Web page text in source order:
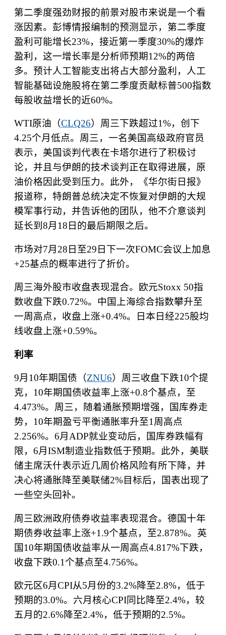
第二季度强劲财报的前景对股市来说是一个看
涨因素。彭博情报编制的预测显示，第二季度
盈利可能增长23%，接近第一季度30%的爆炸
盈利，这一增长率是分析师预期12%的两倍
多。预计人工智能支出将占大部分盈利，人工
智能基础设施股将在第二季度贡献标普500指数
每股收益增长的近60%。
WTI原油（CLQ26）周三下跌超过1%，创下
4.25个月低点。周三，一名美国高级政府官员
表示，美国谈判代表在卡塔尔进行了积极讨
论，并且与伊朗的技术谈判正在取得进展，原
油价格因此受到压力。此外，《华尔街日报》
报道称，特朗普总统决定不恢复对伊朗的大规
模军事行动，并告诉他的团队，他不介意谈判
延长到 8月 18 日的最后期限之后。
市场对7月 28日至29日下一次FOMC会议上加息
+25基点的概率进行了折价。
周三海外股市收盘表现混合。欧元Stoxx 50指
数收盘下跌0.72%。中国上海综合指数攀升至
一周高点，收盘上涨+0.4%。日本日经225股均
线收盘上涨+0.59%。
利率
9月 10年期国债（ZNU6）周三收盘下跌10个提
克， 10年期国债收益率上涨+0.8个基点，至
4.473%。周三，随着通胀预期增强，国库券走
势， 10年期盈亏平衡通胀率升至1 周高点
2.256%。 6月 ADP就业变动后，国库券跌幅有
限， 6月 ISM制造业指数低于预期。此外，美联
储主席沃什表示近几周价格风险有所下降，并
决心将通胀降至美联储2%目标后，国表出现了
一些空头回补。
周三欧洲政府债券收益率表现混合。德国十年
期债券收益率上涨+1.9个基点，至2.878%。英
国10年期国债收益率从一周高点4.817%下跌，
收盘下跌0.1个基点至4.756%。
欧元区6月 CPI从5月份的3.2%降至2.8%，低于
预期的3.0%。六月核心CPI同比降至2.4%，较
五月的2.6%降至2.4%，低于预期的2.5%。